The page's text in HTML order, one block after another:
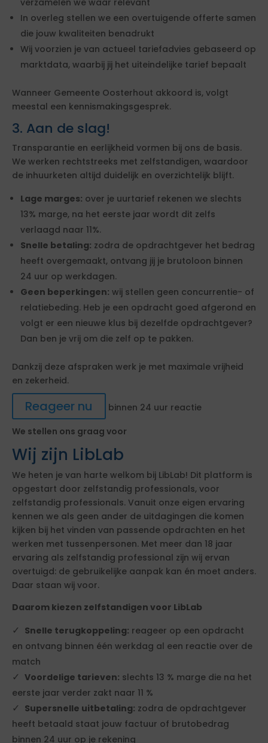
verzamelen we waar relevant
In overleg stellen we een overtuigende offerte samen
die jouw kwaliteiten benadrukt
Wij voorzien je van actueel tariefadvies gebaseerd op
marktdata, waarbij jij het uiteindelijke tarief bepaalt
Wanneer Gemeente Oosterhout akkoord is, volgt
meestal een kennismakingsgesprek.
3. Aan de slag!
Transparantie en eerlijkheid vormen bij ons de basis.
We werken rechtstreeks met zelfstandigen, waardoor
de inhuurketen altijd duidelijk en overzichtelijk blijft.
Lage marges: over je uurtarief rekenen we slechts
13% marge, na het eerste jaar wordt dit zelfs
verlaagd naar 11%.
Snelle betaling: zodra de opdrachtgever het bedrag
heeft overgemaakt, ontvang jij je brutoloon binnen
24 uur op werkdagen.
Geen beperkingen: wij stellen geen concurrentie- of
relatiebeding. Heb je een opdracht goed afgerond en
volgt er een nieuwe klus bij dezelfde opdrachtgever?
Dan ben je vrij om die zelf op te pakken.
Dankzij deze afspraken werk je met maximale vrijheid
en zekerheid.
Reageer nu
binnen 24 uur reactie
We stellen ons graag voor
Wij zijn LibLab
We heten je van harte welkom bij LibLab! Dit platform is
opgestart door zelfstandig professionals, voor
zelfstandig professionals. Vanuit onze eigen ervaring
kennen we als geen ander de uitdagingen die komen
kijken bij het vinden van passende opdrachten en het
werken met tussenpersonen. Met meer dan 18 jaar
ervaring als zelfstandig professional zijn wij ervan
overtuigd: de gebruikelijke aanpak kan én moet anders.
Daar staan wij voor.
Daarom kiezen zelfstandigen voor LibLab
Snelle terugkoppeling: reageer op een opdracht
en ontvang binnen één werkdag al een reactie over de
match
Voordelige tarieven: slechts 13 % marge die na het
eerste jaar verder zakt naar 11 %
Supersnelle uitbetaling: zodra de opdrachtgever
heeft betaald staat jouw factuur of brutobedrag
binnen 24 uur op je rekening